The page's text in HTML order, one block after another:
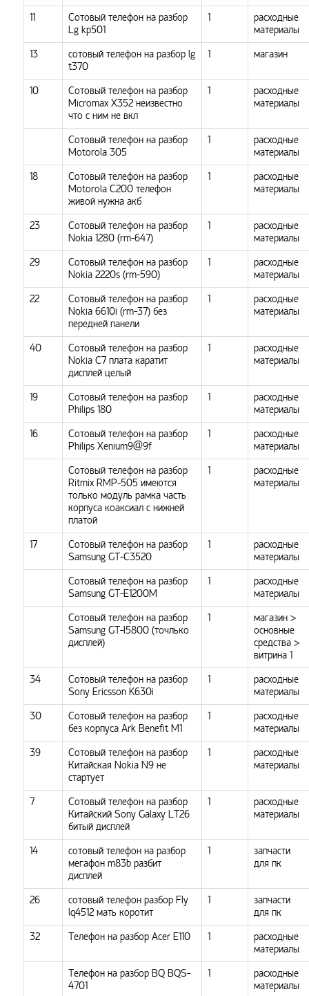
11
Сотовый телефон на разбор
Lg kp501
1
расходные
материалы
13
сотовый телефон на разбор lg
t370
1 магазин
10
Сотовый телефон на разбор
Micromax X352 неизвестно
что с ним не вкл
1
расходные
материалы
Сотовый телефон на разбор
Motorola 305
1
расходные
материалы
18
Сотовый телефон на разбор
Motorola C200 телефон
живой нужна акб
1
расходные
материалы
23
Сотовый телефон на разбор
Nokia 1280 (rm-647)
1
расходные
материалы
29
Сотовый телефон на разбор
Nokia 2220s (rm-590)
1
расходные
материалы
22
Сотовый телефон на разбор
Nokia 6610i (rm-37) без
передней панели
1
расходные
материалы
40
Сотовый телефон на разбор
Nokia C7 плата каратит
дисплей целый
1
расходные
материалы
19
Сотовый телефон на разбор
Philips 180
1
расходные
материалы
16
Сотовый телефон на разбор
Philips Xenium9@9f
1
расходные
материалы
Сотовый телефон на разбор
Ritmix RMP-505 имеются
только модуль рамка часть
корпуса коаксиал с нижней
платой
1
расходные
материалы
17
Сотовый телефон на разбор
Samsung GT-C3520
1
расходные
материалы
Сотовый телефон на разбор
Samsung GT-E1200M
1
расходные
материалы
Сотовый телефон на разбор
Samsung GT-I5800 (точлько
дисплей)
1
магазин >
основные
средства >
витрина 1
34
Сотовый телефон на разбор
Sony Ericsson K630i
1
расходные
материалы
30
Сотовый телефон на разбор
без корпуса Ark Benefit M1
1
расходные
материалы
39
Сотовый телефон на разбор
Китайская Nokia N9 не
стартует
1
расходные
материалы
7
Сотовый телефон на разбор
Китайский Sony Galaxy LT26
битый дисплей
1
расходные
материалы
14
сотовый телефон на разбор
мегафон m83b разбит
дисплей
1
запчасти
для пк
26
сотовый телефон разбор Fly
lq4512 мать коротит
1
запчасти
для пк
32 Телефон на разбор Acer E110 1
расходные
материалы
Телефон на разбор BQ BQS-
4701
1
расходные
материалы